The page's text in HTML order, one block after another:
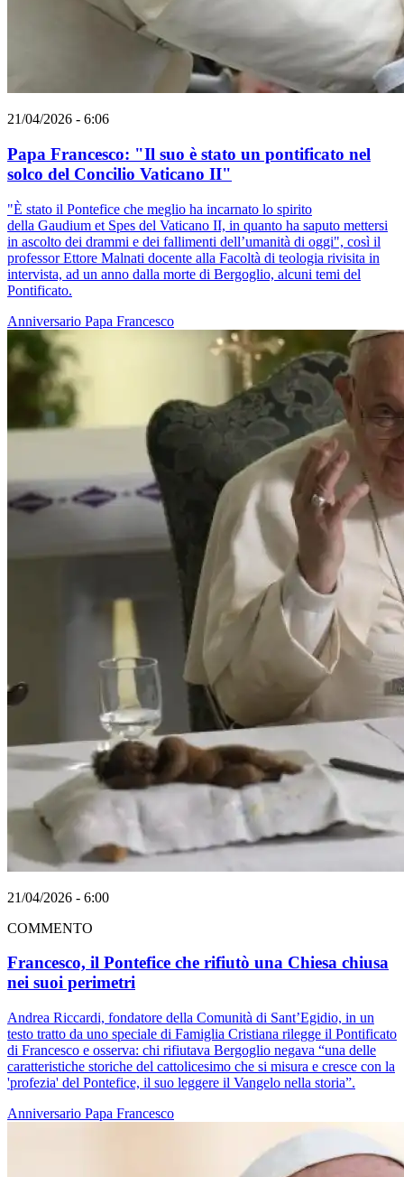
21/04/2026 - 6:06
Papa Francesco: "Il suo è stato un pontificato nel
solco del Concilio Vaticano II"
"È stato il Pontefice che meglio ha incarnato lo spirito
della Gaudium et Spes del Vaticano II, in quanto ha saputo mettersi
in ascolto dei drammi e dei fallimenti dell’umanità di oggi", così il
professor Ettore Malnati docente alla Facoltà di teologia rivisita in
intervista, ad un anno dalla morte di Bergoglio, alcuni temi del
Pontificato.
Anniversario Papa Francesco
21/04/2026 - 6:00
COMMENTO
Francesco, il Pontefice che rifiutò una Chiesa chiusa
nei suoi perimetri
Andrea Riccardi, fondatore della Comunità di Sant’Egidio, in un
testo tratto da uno speciale di Famiglia Cristiana rilegge il Pontificato
di Francesco e osserva: chi rifiutava Bergoglio negava “una delle
caratteristiche storiche del cattolicesimo che si misura e cresce con la
'profezia' del Pontefice, il suo leggere il Vangelo nella storia”.
Anniversario Papa Francesco